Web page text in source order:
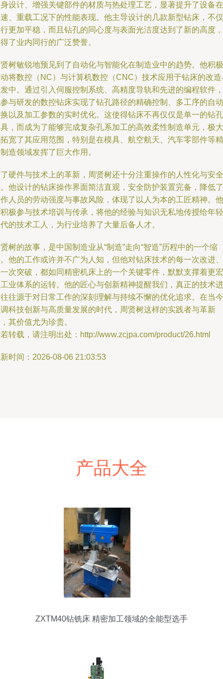
设计、增强关键部件的材质与热处理工艺，显著提升了设备在
、重载工况下的性能表现。他主导设计的几款新型钻床，不仅
更加平稳，而且钻孔的同心度与表面光洁度达到了新的高度，
了业内同行的广泛赞誉。
树敏锐地预见到了自动化与智能化在制造业中的趋势。他积极
将数控（NC）与计算机数控（CNC）技术应用于钻床的改造
中。通过引入伺服控制系统、高精度导轨和先进的编程软件，
与研发的数控钻床实现了钻孔路径的精确控制、多工序的自动
以及加工参数的实时优化。这使得钻床不再仅仅是单一的钻孔
，而成为了能够完成复杂孔系加工的高效柔性制造单元，极大
宽了其应用范围，特别是在模具、航空航天、汽车零部件等精
造领域发挥了巨大作用。
硬件与技术上的革新，周贤树还十分注重操作的人性化与安全
他设计的钻床操作界面简洁直观，安全防护装置完备，降低了
人员的劳动强度与事故风险，体现了以人为本的工匠精神。他
极参与技术培训与传承，将他的经验与知识无私地传授给年轻
的技术工人，为行业培养了大量后备人才。
树的故事，是中国制造业从“制造”走向“智造”历程中的一个缩
他的工作或许并不广为人知，但他对钻床技术的每一次改进、
次突破，都如同精密机床上的一个关键零件，默默支撑着更宏
业体系的运转。他的匠心与创新精神提醒我们，真正的技术进
往源于对日常工作的深刻理解与持续不懈的优化追求。在当今
科技创新与高质量发展的时代，周贤树这样的实践者与革新
其价值尤为珍贵。
转载，请注明出处：http://www.zcjpa.com/product/26.html
时间：2026-08-06 21:03:53
产品大全
ZXTM40钻铣床 精密加工领域的全能型选手